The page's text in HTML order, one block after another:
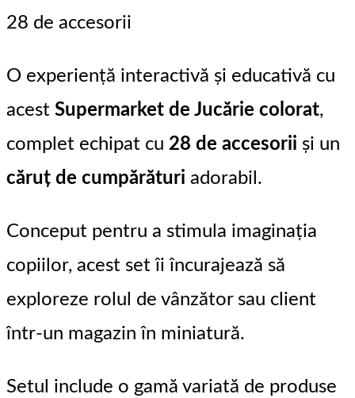
28 de accesorii
O experiență interactivă și educativă cu
acest Supermarket de Jucărie colorat,
complet echipat cu 28 de accesorii și un
căruț de cumpărături adorabil.
Conceput pentru a stimula imaginația
copiilor, acest set îi încurajează să
exploreze rolul de vânzător sau client
într-un magazin în miniatură.
Setul include o gamă variată de produse